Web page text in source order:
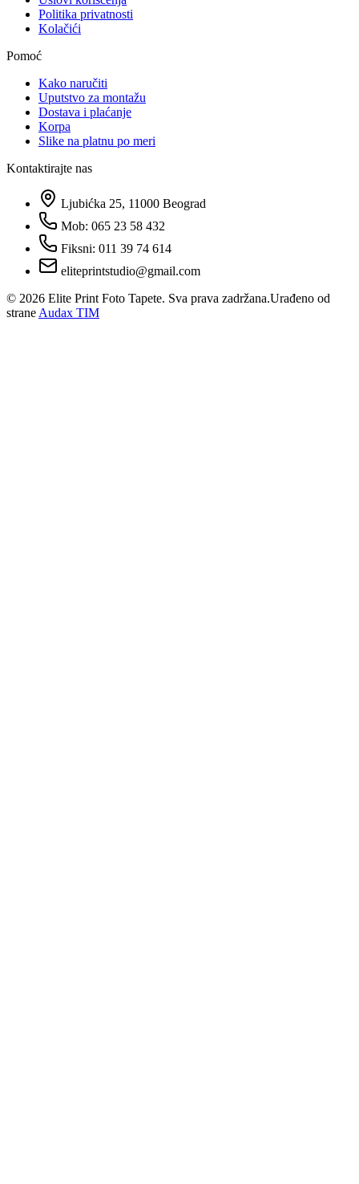
Politika privatnosti
Kolačići
Pomoć
Kako naručiti
Uputstvo za montažu
Dostava i plaćanje
Korpa
Slike na platnu po meri
Kontaktirajte nas
Ljubićka 25, 11000 Beograd
Mob: 065 23 58 432
Fiksni: 011 39 74 614
eliteprintstudio@gmail.com
© 2026 Elite Print Foto Tapete. Sva prava zadržana.Urađeno od
strane Audax TIM